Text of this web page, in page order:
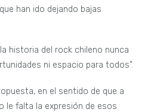
han ido dejando bajas
historia del rock chileno nunca
ni espacio para todos”.
en el sentido de que a
le falta la expresión de esos